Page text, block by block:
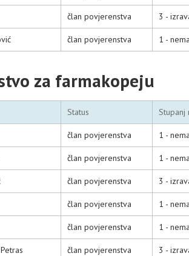
član povjerenstva 3 -
član povjerenstva 1 -
za farmakopeju
Status Stupanj
član povjerenstva 1 -
član povjerenstva 1 -
član povjerenstva 3 -
član povjerenstva 1 -
član povjerenstva 1 -
član povjerenstva 3 -